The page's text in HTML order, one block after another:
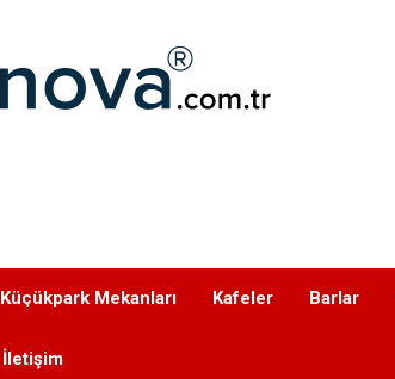
Küçükpark Mekanları Kafeler Barlar
İletişim